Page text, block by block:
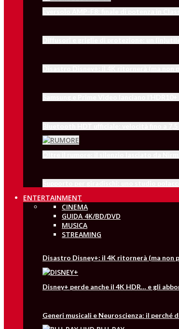
ENTERTAINMENT
CINEMA
GUIDA 4K/BD/DVD
MUSICA
STREAMING
Disastro Disney+: il 4K ritornerà (ma non
Disney+ perde anche il 4K HDR… e gli
Generi musicali e Neuroscienza: il perché